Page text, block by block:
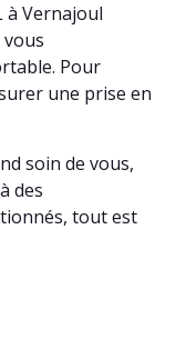
à Vernajoul
Pour
une prise en
soin de vous,
des
tout est